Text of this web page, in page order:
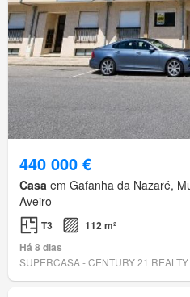
440 000 €
Casa em Gafanha da Nazaré,
Aveiro
T3
112 m²
Há 8 dias
SUPERCASA - CENTURY 21